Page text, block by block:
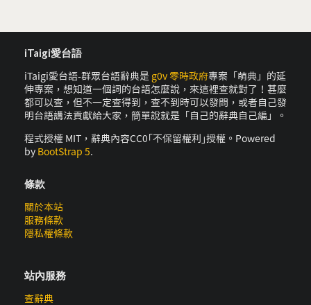
iTaigi愛台語
iTaigi愛台語-群眾台語辭典是 g0v 零時政府專案「萌典」的延
伸專案，想知道一個詞的台語怎麼說，來這裡查就對了！甚麼
都可以查，但不一定查得到，查不到時可以發問，或者自己發
明台語講法貢獻給大家，簡單說就是「自己的辭典自己編」。
程式授權 MIT，辭典內容CC0｢不保留權利｣授權。Powered
by BootStrap 5.
條款
關於本站
服務條款
隱私權條款
站內服務
查辭典